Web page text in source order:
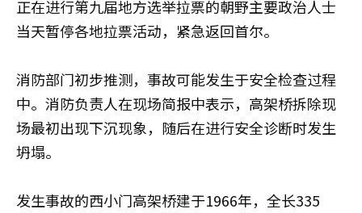
正在进行第九届地方选举拉票的朝野主要政治人士
当天暂停各地拉票活动，紧急返回首尔。
消防部门初步推测，事故可能发生于安全检查过程
中。消防负责人在现场简报中表示，高架桥拆除现
场最初出现下沉现象，随后在进行安全诊断时发生
坍塌。
发生事故的西小门高架桥建于1966年，全长335